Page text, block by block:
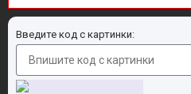
Введите код с картинки: